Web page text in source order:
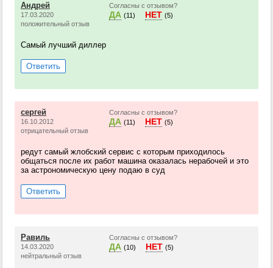
Андрей
17.03.2020
положительный отзыв
Согласны с отзывом?
ДА (11) НЕТ (5)
Самый лучший диллер
Ответить
сергей
16.10.2012
отрицательный отзыв
Согласны с отзывом?
ДА (11) НЕТ (5)
редут самый жлобский сервис с которым приходилось
общаться после их работ машина оказалась нерабочей и это
за астрономическую цену подаю в суд
Ответить
Равиль
14.03.2020
нейтральный отзыв
Согласны с отзывом?
ДА (10) НЕТ (5)